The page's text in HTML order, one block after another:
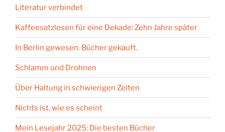
Literatur verbindet
Kaffeesatzlesen für eine Dekade: Zehn Jahre später
In Berlin gewesen. Bücher gekauft.
Schlamm und Drohnen
Über Haltung in schwierigen Zeiten
Nichts ist, wie es scheint
Mein Lesejahr 2025: Die besten Bücher